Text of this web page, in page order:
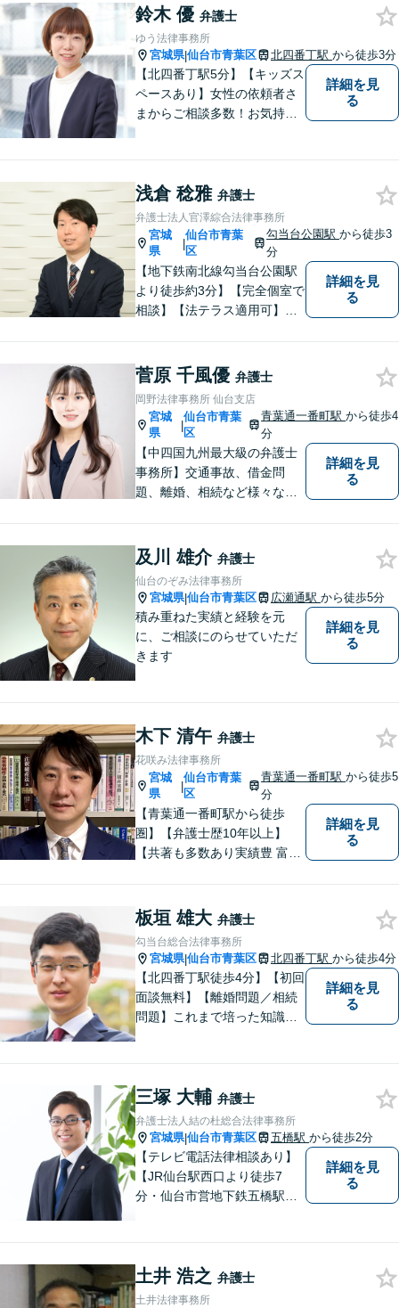
産分割のほか、交通事故・離
婚・借金などあらゆる法律問
題に全力を尽くします。お困
りの方はまずはご相談くださ
い。
鈴木 優 弁護士
ゆう法律事務所
宮城県|仙台市青葉区 北四番丁駅 から徒歩3分
【北四番丁駅5分】【キッズス
ペースあり】女性の依頼者さ
まからご相談多数！お気持ち
料請求／親権・養育費【労働
問題】マタハラなど女性特有
のトラブルに迅速に対応【初
回相談無料】
詳細を見
る
浅倉 稔雅 弁護士
弁護士法人官澤綜合法律事務所
宮城
県
|
仙台市青葉
区
勾当台公園駅から徒歩3
分
【地下鉄南北線勾当台公園駅
より徒歩約3分】【完全個室で
相談】【法テラス適用可】十
困りの方はお気軽にご相談く
ださい。
詳細を見
る
菅原 千風優 弁護士
岡野法律事務所 仙台支店
宮城
県
|
仙台市青葉
区
青葉通一番町駅から徒歩4
分
【中四国九州最大級の弁護士
事務所】交通事故、借金問
題、離婚、相続など様々な問
まずはお気軽にご相談くださ
い！
詳細を見
る
及川 雄介 弁護士
仙台のぞみ法律事務所
宮城県|仙台市青葉区 広瀬通駅 から徒歩5分
積み重ねた実績と経験を元
に、ご相談にのらせていただ
きます
詳細を見
る
木下 清午 弁護士
花咲み法律事務所
宮城
県
|
仙台市青葉
区
青葉通一番町駅から徒歩5
分
【青葉通一番町駅から徒歩
圏】【弁護士歴10年以上】
【共著も多数あり実績豊 富】
通した深いアドバ イスが可
能。借金・債務整理に関して
も熟知。
詳細を見
る
板垣 雄大 弁護士
勾当台総合法律事務所
宮城県|仙台市青葉区 北四番丁駅 から徒歩4分
【北四番丁駅徒歩4分】【初回
面談無料】【離婚問題／相続
問題】これまで培った知識と
対応可能】丁寧かつ迅速多対
応でお悩みを解決します。
【明朗な料金体系】お気軽に
ご相談下さい。
詳細を見
る
三塚 大輔 弁護士
弁護士法人結の杜総合法律事務所
宮城県|仙台市青葉区 五橋駅 から徒歩2分
【テレビ電話法律相談あり】
【JR仙台駅西口より徒歩7
分・仙台市営地下鉄五橋駅北4
間・土曜相談あり】【明るく
キレイな完全個室相談室】
詳細を見
る
土井 浩之 弁護士
土井法律事務所